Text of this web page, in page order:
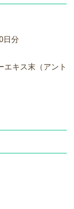
日分
キス末（アント